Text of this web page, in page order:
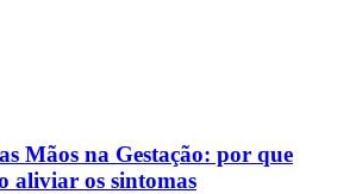
Mãos na Gestação: por que
aliviar os sintomas